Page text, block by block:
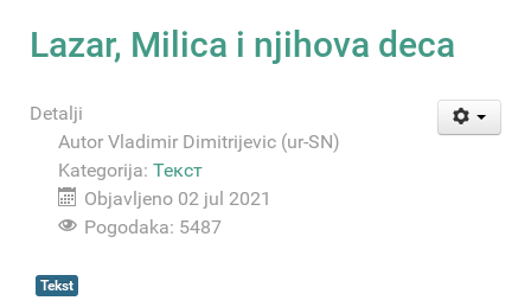
Lazar, Milica i njihova deca
Detalji
Autor Vladimir Dimitrijevic (ur-SN)
Kategorija: Текст
Objavljeno 02 jul 2021
Pogodaka: 5487
Tekst